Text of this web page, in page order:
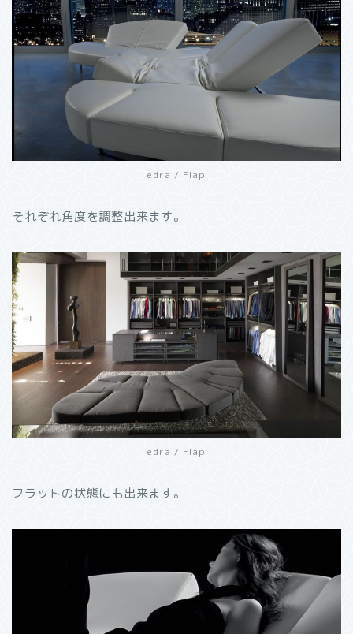
edra / Flap
それぞれ角度を調整出来ます。
edra / Flap
フラットの状態にも出来ます。